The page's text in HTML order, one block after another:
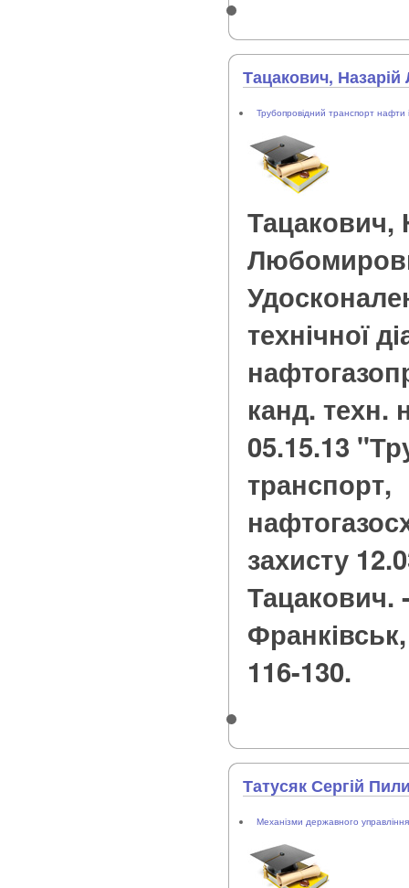
Тацакович,
Трубопровідний транспорт
Тацакович,
технічної
канд. техн.
05.15.13
транспорт,
захисту
Тацакович.
116-130.
Татусяк Сергій
Механізми державного управління